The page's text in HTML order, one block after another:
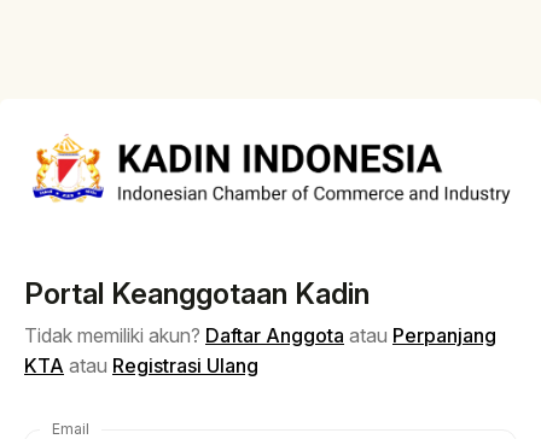
Portal Keanggotaan Kadin
Tidak memiliki akun? Daftar Anggota atau Perpanjang
KTA atau Registrasi Ulang
Email